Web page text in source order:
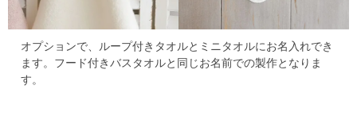
オプションで、ループ付きタオルとミニタオルにお名入れでき
ます。 フード付きバスタオルと同じお名前での製作となりま
す。